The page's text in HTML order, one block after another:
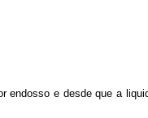
e desde que a